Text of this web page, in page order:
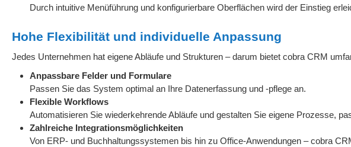
Durch intuitive Menüführung und konfigurierbare Oberflächen wird der Einstieg
Hohe Flexibilität und individuelle Anpassung
Jedes Unternehmen hat eigene Abläufe und Strukturen – darum bietet cobra CRM
Anpassbare Felder und Formulare
Passen Sie das System optimal an Ihre Datenerfassung und -pflege an.
Flexible Workflows
Automatisieren Sie wiederkehrende Abläufe und gestalten Sie eigene Prozesse,
Zahlreiche Integrationsmöglichkeiten
Von ERP- und Buchhaltungssystemen bis hin zu Office-Anwendungen – cobra